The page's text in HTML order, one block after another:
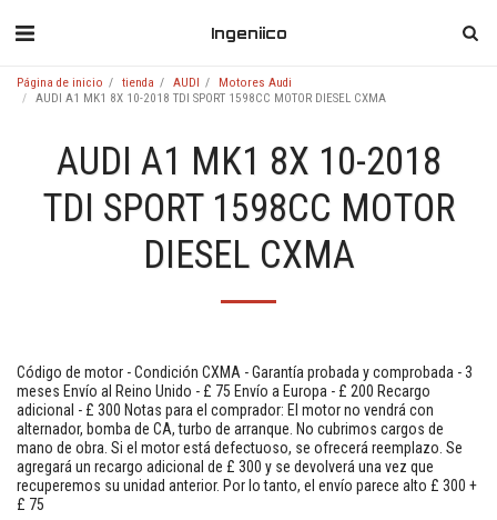
Ingeniico
Página de inicio tienda AUDI
Motores Audi
AUDI A1 MK1 8X 10-2018 TDI SPORT 1598CC MOTOR DIESEL CXMA
AUDI A1 MK1 8X 10-2018
TDI SPORT 1598CC MOTOR
DIESEL CXMA
Código de motor - Condición CXMA - Garantía probada y comprobada - 3
meses Envío al Reino Unido - £ 75 Envío a Europa - £ 200 Recargo
adicional - £ 300 Notas para el comprador: El motor no vendrá con
alternador, bomba de CA, turbo de arranque. No cubrimos cargos de
mano de obra. Si el motor está defectuoso, se ofrecerá reemplazo. Se
agregará un recargo adicional de £ 300 y se devolverá una vez que
recuperemos su unidad anterior. Por lo tanto, el envío parece alto £ 300 +
£ 75